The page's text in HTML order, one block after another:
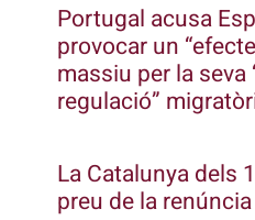
Portugal acusa
provocar un
massiu per la seva
regulació”
La Catalunya dels
preu de la